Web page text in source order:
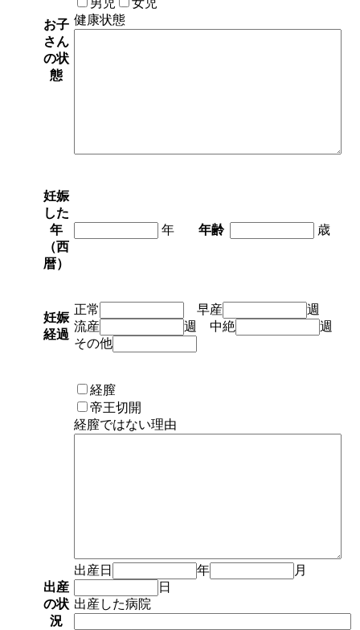
お子
さん
の状
態
男児
女児
健康状態
妊娠
した
年
（西
暦）
年 年齢 歳
妊娠
経過
正常 早産
週
流産
週 中絶
週
その他
出産
の状
況
経膣
帝王切開
経膣ではない理由
出産日 年
月
日
出産した病院